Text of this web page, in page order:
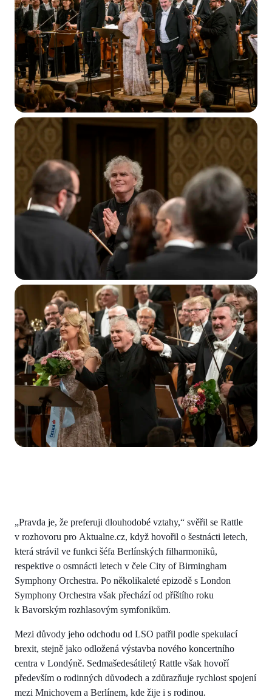
„Pravda je, že preferuji dlouhodobé vztahy,“ svěřil se Rattle
v rozhovoru pro Aktualne.cz, když hovořil o šestnácti letech,
která strávil ve funkci šéfa Berlínských filharmoniků,
respektive o osmnácti letech v čele City of Birmingham
Symphony Orchestra. Po několikaleté epizodě s London
Symphony Orchestra však přechází od příštího roku
k Bavorským rozhlasovým symfonikům.
Mezi důvody jeho odchodu od LSO patřil podle spekulací
brexit, stejně jako odložená výstavba nového koncertního
centra v Londýně. Sedmašedesátiletý Rattle však hovoří
především o rodinných důvodech a zdůrazňuje rychlost spojení
mezi Mnichovem a Berlínem, kde žije i s rodinou.